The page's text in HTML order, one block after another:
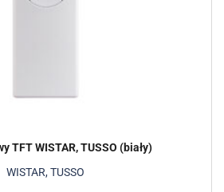
WISTAR, TUSSO
TFT WISTAR, TUSSO (biały)